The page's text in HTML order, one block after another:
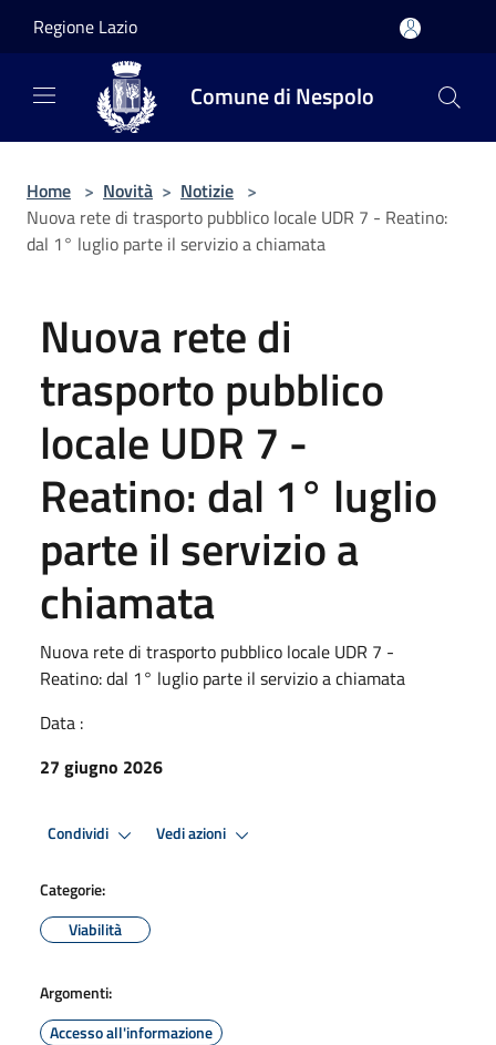
Regione Lazio
Comune di Nespolo
Home > Novità > Notizie >
Nuova rete di trasporto pubblico locale UDR 7 - Reatino:
dal 1° luglio parte il servizio a chiamata
Nuova rete di
trasporto pubblico
locale UDR 7 -
Reatino: dal 1° luglio
parte il servizio a
chiamata
Nuova rete di trasporto pubblico locale UDR 7 -
Reatino: dal 1° luglio parte il servizio a chiamata
Data :
27 giugno 2026
Condividi Vedi azioni
Categorie:
Viabilità
Argomenti:
Accesso all'informazione